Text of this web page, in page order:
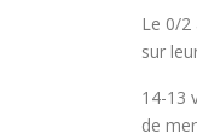
Le 0/2
sur
14-13
de